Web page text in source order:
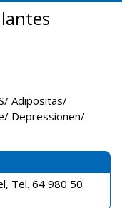
Adipositas/
Depressionen/
Tel. 64 980 50